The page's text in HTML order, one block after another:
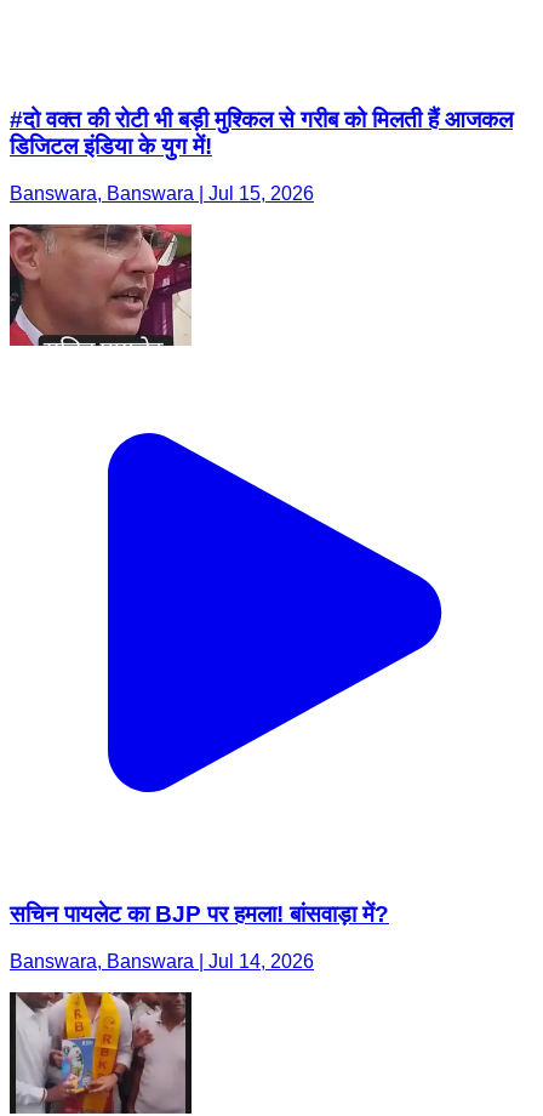
#दो वक्त की रोटी भी बड़ी मुश्किल से गरीब को मिलती हैं आजकल
डिजिटल इंडिया के युग में!
Banswara, Banswara | Jul 15, 2026
सचिन पायलेट का BJP पर हमला! बांसवाड़ा में?
Banswara, Banswara | Jul 14, 2026